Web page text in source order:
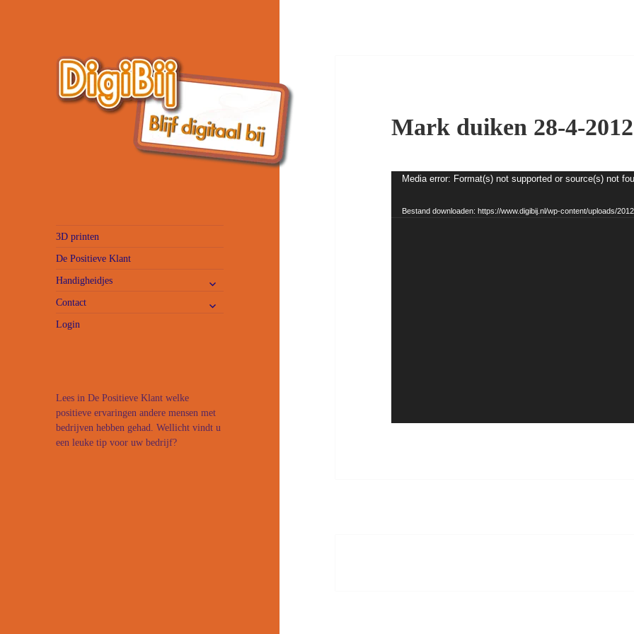
3D printen
De Positieve Klant
Handigheidjes
uitvouwen
Contact
uitvouwen
Login
Lees in De Positieve Klant welke
positieve ervaringen andere mensen met
bedrijven hebben gehad. Wellicht vindt u
een leuke tip voor uw bedrijf?
Mark duiken 28-4-
Videospeler
Media error: Format(s) not supported or source(s) not
Bestand downloaden: https://www.digibij.nl/wp-content/uploads/